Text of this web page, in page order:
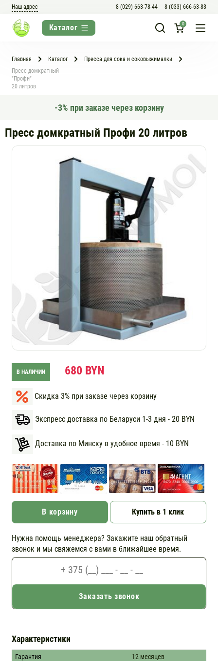
Наш адрес 8 (029) 663-78-44 8 (033) 666-63-83
0
Главная Каталог
Пресса для сока и соковыжималки
Пресс домкратный
"Профи"
20 литров
-3% при заказе через корзину
Пресс домкратный Профи 20 литров
В НАЛИЧИИ 680 BYN
Скидка 3% при заказе через корзину
Экспресс доставка по Беларуси 1-3 дня - 20 BYN
Доставка по Минску в удобное время - 10 BYN
В корзину Купить в 1 клик
Нужна помощь менеджера? Закажите наш обратный
звонок и мы свяжемся с вами в ближайшее время.
Заказать звонок
Характеристики
Гарантия
12 месяцев